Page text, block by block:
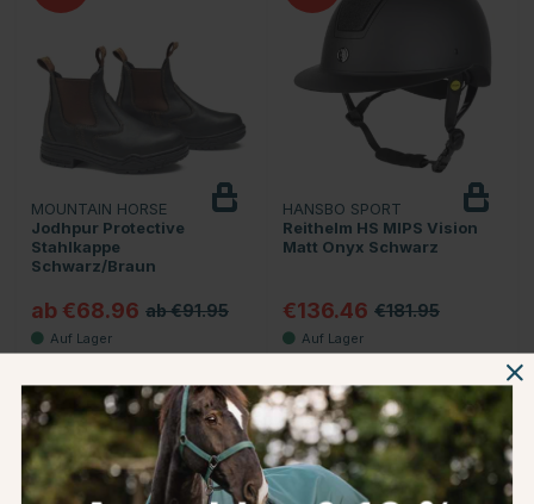
MOUNTAIN HORSE
Jodhpur Protective
Stahlkappe
Schwarz/Braun
ab €68.96 ab €91.95
(199)
HANSBO SPORT
Reithelm HS MIPS Vision
Matt Onyx Schwarz
€136.46 €181.95
(78) 4.7 von 5
15 30